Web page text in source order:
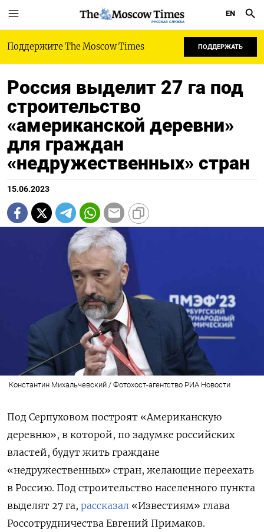
РУССКАЯ СЛУЖБА
EN
Поддержите The Moscow Times ПОДДЕРЖАТЬ
Россия выделит 27 га под
строительство
«американской деревни»
для граждан
«недружественных» стран
15.06.2023
Константин Михальчевский / Фотохост-агентство РИА Новости
Под Серпуховом построят «Американскую
деревню», в которой, по задумке российских
властей, будут жить граждане
«недружественных» стран, желающие переехать
в Россию. Под строительство населенного пункта
выделят 27 га, рассказал «Известиям» глава
Россотрудничества Евгений Примаков.